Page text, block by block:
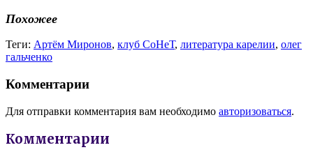
Похожее
Теги: Артём Миронов, клуб СоНеТ, литература карелии, олег
гальченко
Комментарии
Для отправки комментария вам необходимо авторизоваться.
Комментарии